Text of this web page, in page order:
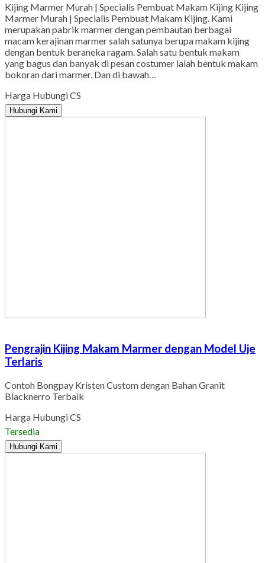
Kijing Marmer Murah | Specialis Pembuat Makam Kijing Kijing
Marmer Murah | Specialis Pembuat Makam Kijing. Kami
merupakan pabrik marmer dengan pembautan berbagai
macam kerajinan marmer salah satunya berupa makam kijing
dengan bentuk beraneka ragam. Salah satu bentuk makam
yang bagus dan banyak di pesan costumer ialah bentuk makam
bokoran dari marmer. Dan di bawah…
Harga Hubungi CS
Hubungi Kami
Pengrajin Kijing Makam Marmer dengan Model Uje
Terlaris
Contoh Bongpay Kristen Custom dengan Bahan Granit
Blacknerro Terbaik
Harga Hubungi CS
Tersedia
Hubungi Kami